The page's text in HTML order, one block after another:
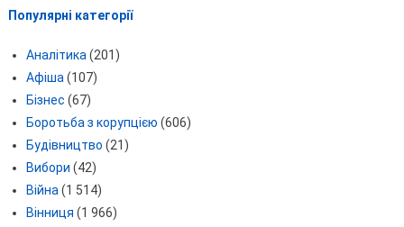
Популярні категорії
Аналітика (201)
Афіша (107)
Бізнес (67)
Боротьба з корупцією (606)
Будівництво (21)
Вибори (42)
Війна (1 514)
Вінниця (1 966)